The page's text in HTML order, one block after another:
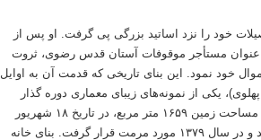
در تهران)، تحصیلات خود را نزد اساتید بزرگی پی گرفت. او پس از
عنوان مستأجر موقوفات آستان قدس رضوی، ثروت
اقدام به وقف اموال خود نمود. این بنای تاریخی که قدمت آن به اوایل
یکی از نمونه‌های زیبای معماری دوره گذار
محسوب می‌شود. خانه ملک با زیربنای حدود ۶۰۰ متر مربع و مساحت زمین ۱۶۵۹ متر مربع، در تاریخ ۱۸ شهریور
۱۳۷۷ با شماره ۲۱۱۵ در فهرست آثار ملی ایران به ثبت رسید و در سال ۱۳۷۹ مورد مرمت قرار گرفت. بنای خانه